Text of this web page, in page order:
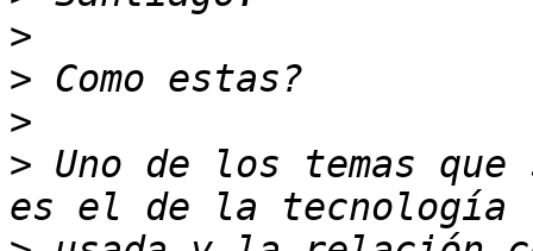
>
>
>
> Uno de los temas